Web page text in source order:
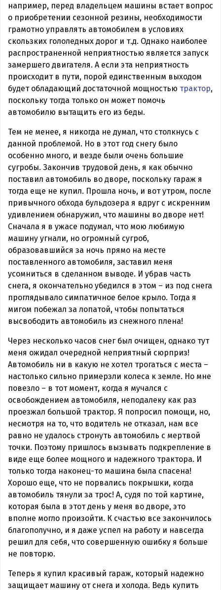
например, перед владельцем машины встает вопрос
о приобретении сезонной резины, необходимости
грамотно управлять автомобилем в условиях
скользких гололедных дорог и т.д. Однако наиболее
распространенной неприятностью является запуск
замершего двигателя. А если эта неприятность
происходит в пути, порой единственным выходом
будет обладающий достаточной мощностью трактор,
поскольку тогда только он может помочь
автомобилю вытащить его из беды.
Тем не менее, я никогда не думал, что столкнусь с
данной проблемой. Но в этот год снегу было
особенно много, и везде были очень большие
сугробы. Закончив трудовой день, я как обычно
поставил автомобиль во дворе, поскольку гараж я
тогда еще не купил. Прошла ночь, и вот утром, после
привычного обхода бульдозера я вдруг с искренним
удивлением обнаружил, что машины во дворе нет!
Сначала я в ужасе подумал, что мою любимую
машину угнали, но огромный сугроб,
образовавшийся за ночь прямо на месте
поставленного автомобиля, заставил меня
усомниться в сделанном выводе. И убрав часть
снега, я окончательно убедился в этом – из под снега
проглядывало симпатичное белое крыло. Тогда я
мигом побежал за лопатой, чтобы попытаться
высвободить автомобиль из снежного плена!
Через несколько часов снег был очищен, однако тут
меня ожидал очередной неприятный сюрприз!
Автомобиль ни в какую не хотел трогаться с места –
настолько сильно примерзли колеса к земле. Но мне
повезло – в тот момент, когда я мучался с
освобождением автомобиля, неподалеку как раз
проезжал большой трактор. Я попросил помощи, но,
несмотря на то, что водитель не отказал, нам все
равно не удалось стронуть автомобиль с мертвой
точки. Поэтому пришлось вызывать подкрепление в
виде еще более мощного и надежного трактора. И
только тогда наконец-то машина была спасена!
Хорошо еще, что не порвались покрышки, когда
автомобиль тянули за трос! А, судя по той картине,
которая была в этот день у меня во дворе, это
вполне могло произойти. К счастью все закончилось
благополучно, и я даже успел на работу и навсегда
решил для себя, что совершенную ошибку я больше
не повторю.
Теперь я купил красивый гараж, который надежно
защищает машину от снега и холода. Ведь купить